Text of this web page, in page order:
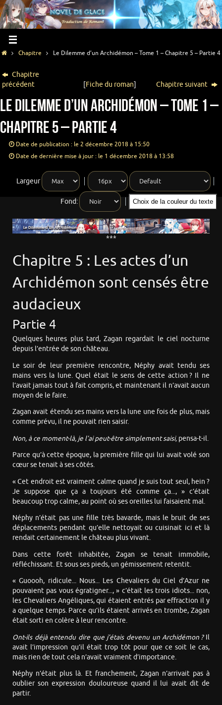
Chapitre Le Dilemme d’un Archidémon – Tome 1 – Chapitre 5 – Partie 4
Chapitre
précédent
[Fiche du roman] Chapitre suivant
Le Dilemme d’un Archidémon – Tome 1 –
Chapitre 5 – Partie 4
Date de publication : le 2 décembre 2018 à 15:50
Date de dernière mise à jour : le 1 décembre 2018 à 13:58
Largeur
Fond: Choix de la couleur du texte
***
Chapitre 5 : Les actes d’un
Archidémon sont censés être
audacieux
Partie 4
Quelques heures plus tard, Zagan regardait le ciel nocturne
depuis l’entrée de son château.
Le soir de leur première rencontre, Néphy avait tendu ses
mains vers la lune. Quel était le sens de cette action ? Il ne
l’avait jamais tout à fait compris, et maintenant il n’avait aucun
moyen de le faire.
Zagan avait étendu ses mains vers la lune une fois de plus, mais
comme prévu, il ne pouvait rien saisir.
Non, à ce moment-là, je l’ai peut-être simplement saisi, pensa-t-il.
Parce qu’à cette époque, la première fille qui lui avait volé son
cœur se tenait à ses côtés.
« Cet endroit est vraiment calme quand je suis tout seul, hein ?
Je suppose que ça a toujours été comme ça..., » c’était
beaucoup trop calme, au point où ses oreilles lui faisaient mal.
Néphy n’était pas une fille très bavarde, mais le bruit de ses
déplacements pendant qu’elle nettoyait ou cuisinait ici et là
rendait certainement le château plus vivant.
Dans cette forêt inhabitée, Zagan se tenait immobile,
réfléchissant. Et sous ses pieds, un gémissement retentit.
« Guoooh, ridicule... Nous... Les Chevaliers du Ciel d’Azur ne
pouvaient pas vous égratigner..., » c’était les trois idiots... non,
les Chevaliers Angéliques, qui étaient entrés par effraction il y
a quelque temps. Parce qu’ils étaient arrivés en trombe, Zagan
était sorti en colère à leur rencontre.
Ont-ils déjà entendu dire que j’étais devenu un Archidémon ?Il
avait l’impression qu’il était trop tôt pour que ce soit le cas,
mais rien de tout cela n’avait vraiment d’importance.
Néphy n’était plus là. Et franchement, Zagan n’arrivait pas à
oublier son expression douloureuse quand il lui avait dit de
partir.